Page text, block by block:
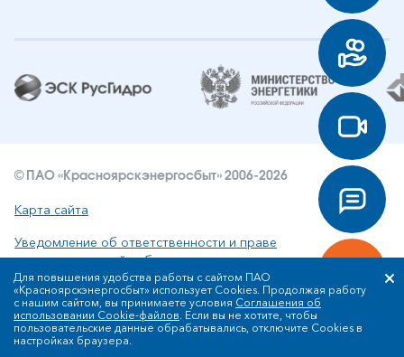
© ПАО «Красноярскэнергосбыт» 2006-2026
Карта сайта
Уведомление об ответственности и праве
интеллектуальной собственности
Политика ПАО «Красноярскэнергосбыт» в отношении
обработки персональных данных
Для повышения удобства работы с сайтом ПАО
«Красноярскэнергосбыт» использует Cookies. Продолжая работу
с нашим сайтом, вы принимаете условия Соглашения об
использовании Cookie-файлов. Если вы не хотите, чтобы
пользовательские данные обрабатывались, отключите Cookies в
настройках браузера.